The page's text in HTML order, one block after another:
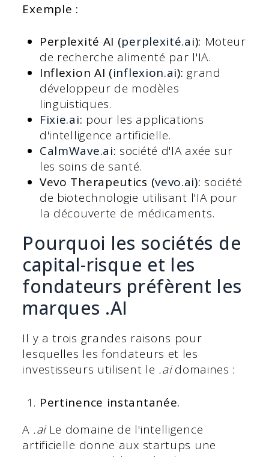
Exemple :
Perplexité AI (perplexité.ai): Moteur
de recherche alimenté par l'IA.
Inflexion AI (inflexion.ai): grand
développeur de modèles
linguistiques.
Fixie.ai: pour les applications
d'intelligence artificielle.
CalmWave.ai: société d'IA axée sur
les soins de santé.
Vevo Therapeutics (vevo.ai): société
de biotechnologie utilisant l'IA pour
la découverte de médicaments.
Pourquoi les sociétés de
capital-risque et les
fondateurs préfèrent les
marques .AI
Il y a trois grandes raisons pour
lesquelles les fondateurs et les
investisseurs utilisent le .aidomaines :
Pertinence instantanée.
A .aiLe domaine de l'intelligence
artificielle donne aux startups une